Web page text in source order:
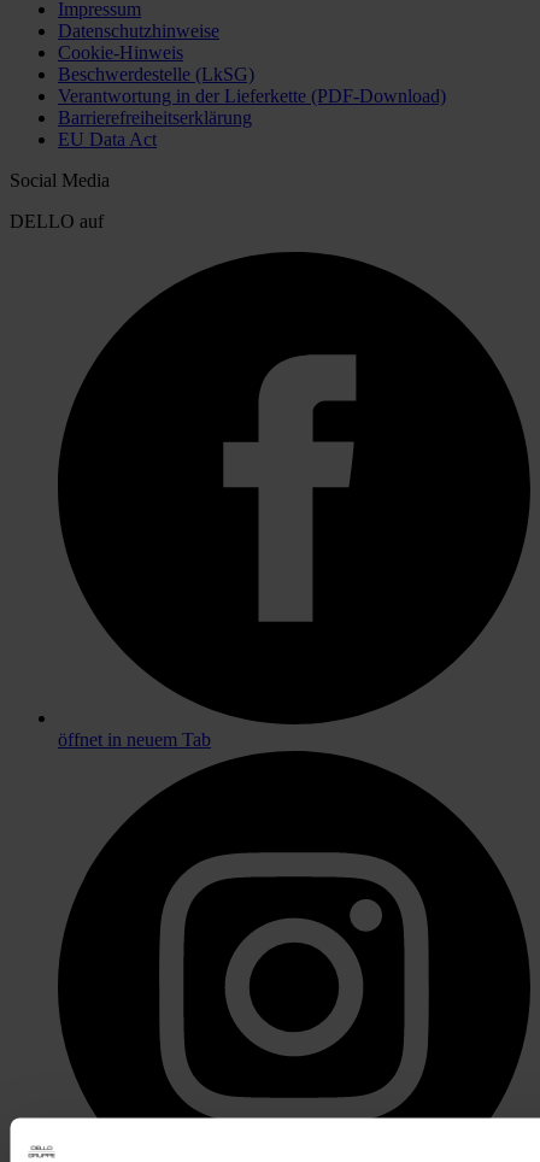
Impressum
Datenschutzhinweise
Cookie-Hinweis
Beschwerdestelle (LkSG)
Verantwortung in der Lieferkette (PDF-Download)
Barrierefreiheitserklärung
EU Data Act
Social Media
DELLO auf
öffnet in neuem Tab